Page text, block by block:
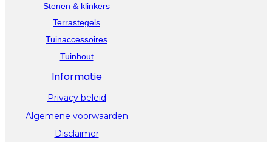
Stenen & klinkers
Terrastegels
Tuinaccessoires
Tuinhout
Informatie
Privacy beleid
Algemene voorwaarden
Disclaimer